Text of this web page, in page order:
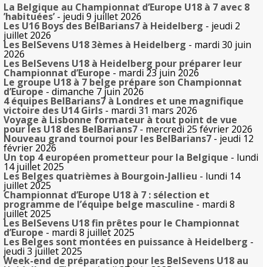
La Belgique au Championnat d’Europe U18 à 7 avec 8
’habituées’- jeudi 9 juillet 2026
Les U16 Boys des BelBarians7 à Heidelberg - jeudi 2
juillet 2026
Les BelSevens U18 3èmes à Heidelberg - mardi 30 juin
2026
Les BelSevens U18 à Heidelberg pour préparer leur
Championnat d’Europe - mardi 23 juin 2026
Le groupe U18 à 7 belge prépare son Championnat
d’Europe - dimanche 7 juin 2026
4 équipes BelBarians7 à Londres et une magnifique
victoire des U14 Girls - mardi 31 mars 2026
Voyage à Lisbonne formateur à tout point de vue
pour les U18 des BelBarians7 - mercredi 25 février 2026
Nouveau grand tournoi pour les BelBarians7 - jeudi 12
février 2026
Un top 4 européen prometteur pour la Belgique - lundi
14 juillet 2025
Les Belges quatrièmes à Bourgoin-Jallieu - lundi 14
juillet 2025
Championnat d’Europe U18 à 7 : sélection et
programme de l’équipe belge masculine - mardi 8
juillet 2025
Les BelSevens U18 fin prêtes pour le Championnat
d’Europe - mardi 8 juillet 2025
Les Belges sont montées en puissance à Heidelberg -
jeudi 3 juillet 2025
Week-end de préparation pour les BelSevens U18 au